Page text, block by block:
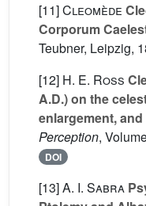
[11]Cleomède
Corporum
Teubner, Leipzig,
[12] H. E. Ross
A.D.) on the
enlargement,
Perception,
DOI
[13]A. I. Sabra